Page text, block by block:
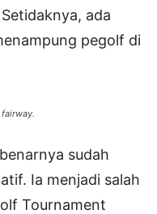
ada
pegolf di
sudah
Ia menjadi salah
Tournament